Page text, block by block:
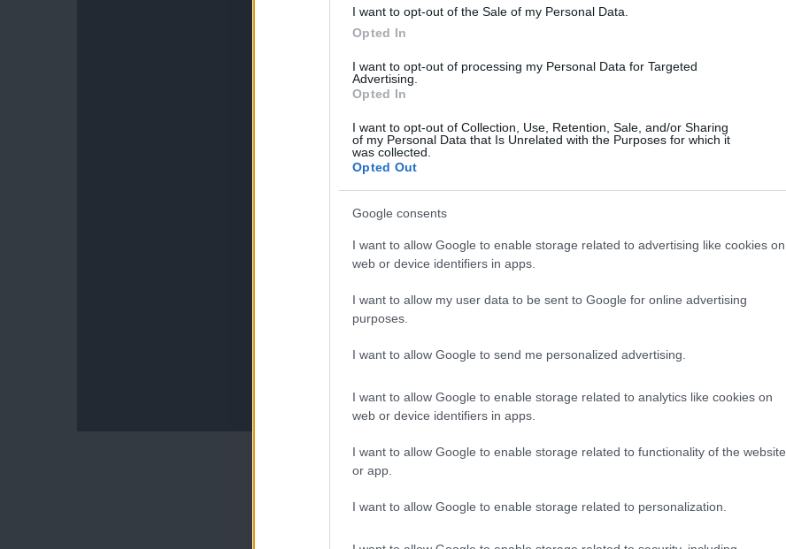
I want to opt-out of the Sale of my Personal Data.
Opted In
I want to opt-out of processing my Personal Data for Targeted
Advertising.
Opted In
I want to opt-out of Collection, Use, Retention, Sale, and/or Sharing
of my Personal Data that Is Unrelated with the Purposes for which it
was collected.
Opted Out
Google consents
I want to allow Google to enable storage related to advertising like cookies on
web or device identifiers in apps.
I want to allow my user data to be sent to Google for online advertising
purposes.
I want to allow Google to send me personalized advertising.
I want to allow Google to enable storage related to analytics like cookies on
web or device identifiers in apps.
I want to allow Google to enable storage related to functionality of the website
or app.
I want to allow Google to enable storage related to personalization.